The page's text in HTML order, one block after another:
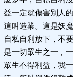
益一定就傷害別人
這叫造業。這是妖
自私自利放下，不
是一切眾生之一，
眾生不得利益，我